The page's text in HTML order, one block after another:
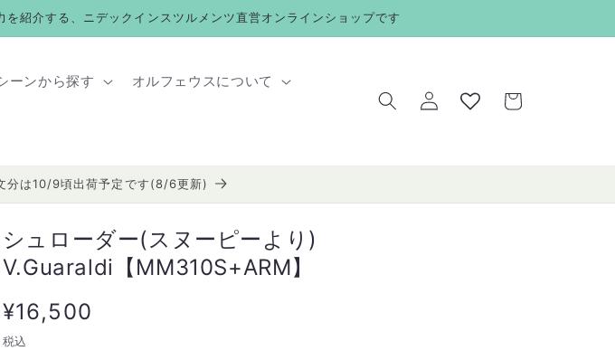
紹介する、ニデックインスツルメンツ直営オンラインショップです
ーンから探す オルフェウスについて
グ
イ
ー
は10/9頃出荷予定です(8/6更新)
シュローダー(スヌーピーより)
V.Guaraldi【MM310S+ARM】
通
常
¥16,500
税込